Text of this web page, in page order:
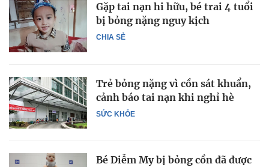
CHIA SẺ
Gặp tai nạn hi hữu, bé trai 4 tuổi
bị bỏng nặng nguy kịch
SỨC KHỎE
Trẻ bỏng nặng vì cồn sát khuẩn,
cảnh báo tai nạn khi nghỉ hè
Bé Diễm My bị bỏng cồn đã được